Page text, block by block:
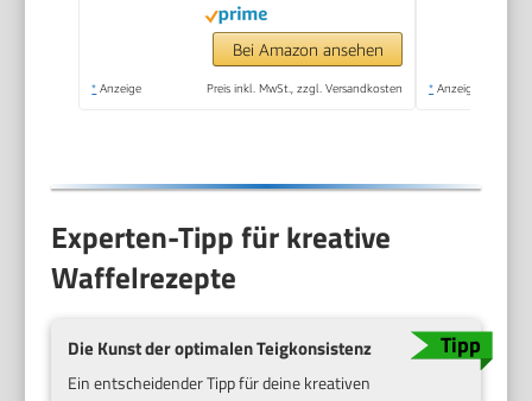
Metall
Bei Amazon ansehen
* Anzeige Preis inkl. MwSt., zzgl. Versandkosten * Anzeige
Experten-Tipp für kreative
Waffelrezepte
Die Kunst der optimalen Teigkonsistenz
Ein entscheidender Tipp für deine kreativen